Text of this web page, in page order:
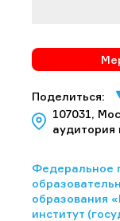
Поделиться:
107031,
Федеральное
образования
институт